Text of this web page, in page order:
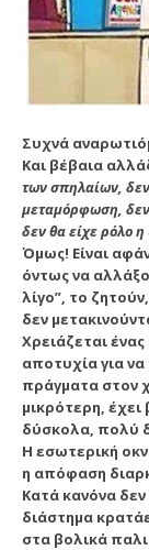
Συχνά
Και βέβαια
των σπηλαίων, δεν
μεταμόρφωση, δεν
δεν θα είχε ρόλο
Όμως! Είναι
όντως να
λίγο”, το
δεν
Χρειάζεται
αποτυχία για
πράγματα στον
μικρότερη,
δύσκολα, πολύ
Η εσωτερική
η απόφαση
Κατά κανόνα
διάστημα
στα βολικά